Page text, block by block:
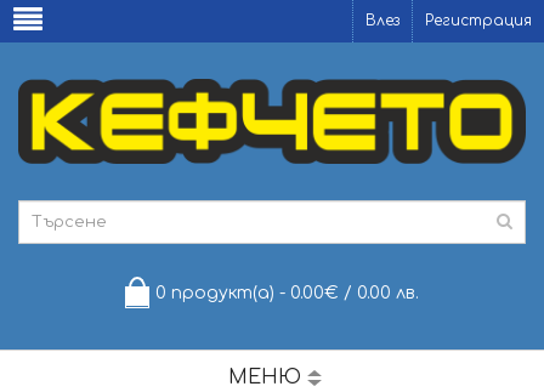
Влез Регистрация
0 продукт(а) - 0.00€ / 0.00 лв.
МЕНЮ